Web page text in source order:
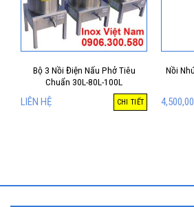
Bộ 3 Nồi Điện Nấu Phở Tiêu
Chuẩn 30L-80L-100L
LIÊN HỆ CHI TIẾT
Nồi